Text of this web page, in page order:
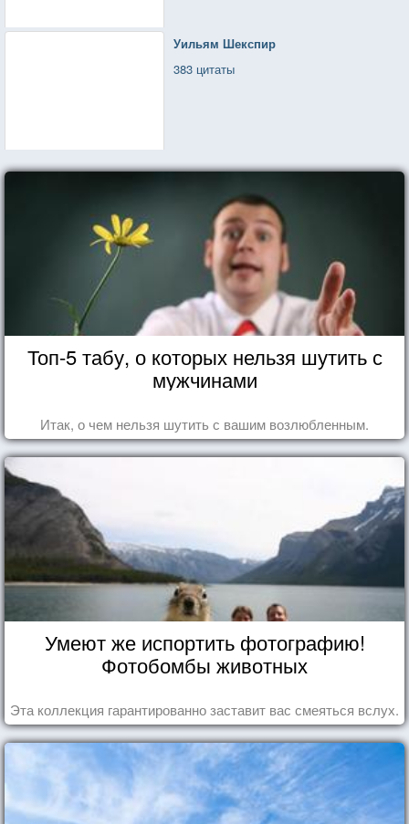
Уильям Шекспир
383 цитаты
Топ-5 табу, о которых нельзя шутить с
мужчинами
Итак, о чем нельзя шутить с вашим возлюбленным.
Умеют же испортить фотографию!
Фотобомбы животных
Эта коллекция гарантированно заставит вас смеяться вслух.